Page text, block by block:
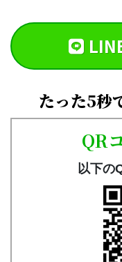
たった5秒
QR
以下の